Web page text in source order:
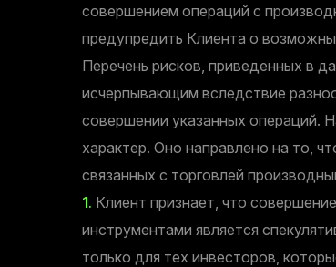
совершением операций с
предупредить Клиента о
Перечень рисков, приведенных в
исчерпывающим вследствие
совершении указанных операций.
характер. Оно направлено на то,
связанных с торговлей
1. Клиент признает, что
инструментами является
только для тех инвесторов,